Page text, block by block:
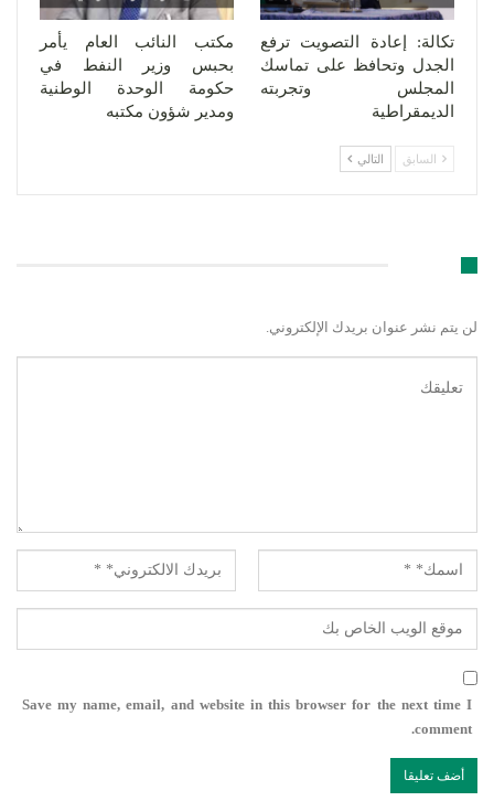
تكالة: إعادة التصويت ترفع
الجدل وتحافظ على تماسك
المجلس وتجربته
الديمقراطية
مكتب النائب العام يأمر
بحبس وزير النفط في
حكومة الوحدة الوطنية
ومدير شؤون مكتبه
السابق التالي
لن يتم نشر عنوان بريدك الإلكتروني.
Save my name, email, and website in this browser for the next time I
comment.